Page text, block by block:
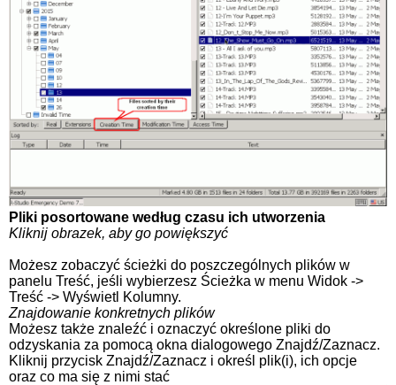
Pliki posortowane według czasu ich utworzenia
Kliknij obrazek, aby go powiększyć
Możesz zobaczyć ścieżki do poszczególnych plików w
panelu Treść, jeśli wybierzesz Ścieżka w menu Widok ->
Treść -> Wyświetl Kolumny.
Znajdowanie konkretnych plików
Możesz także znaleźć i oznaczyć określone pliki do
odzyskania za pomocą okna dialogowego Znajdź/Zaznacz.
Kliknij przycisk Znajdź/Zaznacz i określ plik(i), ich opcje
oraz co ma się z nimi stać